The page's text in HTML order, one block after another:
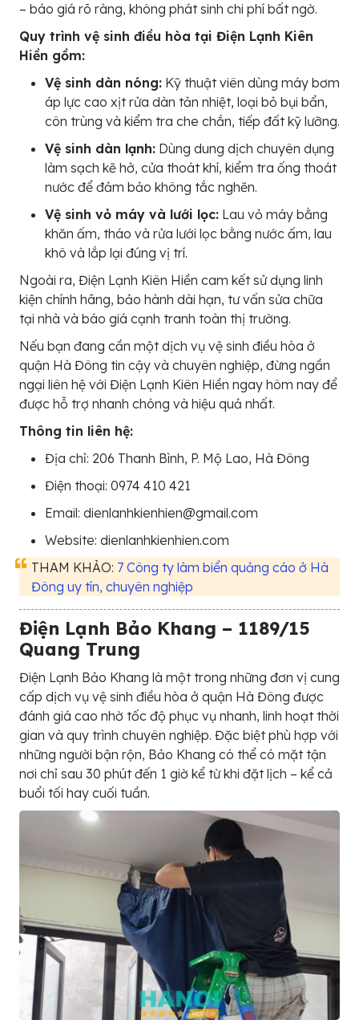
– báo giá rõ ràng, không phát sinh chi phí bất ngờ.
Quy trình vệ sinh điều hòa tại Điện Lạnh Kiên
Hiền gồm:
Vệ sinh dàn nóng: Kỹ thuật viên dùng máy bơm
áp lực cao xịt rửa dàn tản nhiệt, loại bỏ bụi bẩn,
côn trùng và kiểm tra che chắn, tiếp đất kỹ lưỡng.
Vệ sinh dàn lạnh: Dùng dung dịch chuyên dụng
làm sạch kẽ hở, cửa thoát khí, kiểm tra ống thoát
nước để đảm bảo không tắc nghẽn.
Vệ sinh vỏ máy và lưới lọc: Lau vỏ máy bằng
khăn ấm, tháo và rửa lưới lọc bằng nước ấm, lau
khô và lắp lại đúng vị trí.
Ngoài ra, Điện Lạnh Kiên Hiền cam kết sử dụng linh
kiện chính hãng, bảo hành dài hạn, tư vấn sửa chữa
tại nhà và báo giá cạnh tranh toàn thị trường.
Nếu bạn đang cần một dịch vụ vệ sinh điều hòa ở
quận Hà Đông tin cậy và chuyên nghiệp, đừng ngần
ngại liên hệ với Điện Lạnh Kiên Hiền ngay hôm nay để
được hỗ trợ nhanh chóng và hiệu quả nhất.
Thông tin liên hệ:
Địa chỉ: 206 Thanh Bình, P. Mộ Lao, Hà Đông
Điện thoại: 0974 410 421
Email: dienlanhkienhien@gmail.com
Website: dienlanhkienhien.com
THAM KHẢO: 7 Công ty làm biển quảng cáo ở Hà
Đông uy tín, chuyên nghiệp
Điện Lạnh Bảo Khang – 1189/15
Quang Trung
Điện Lạnh Bảo Khang là một trong những đơn vị cung
cấp dịch vụ vệ sinh điều hòa ở quận Hà Đông được
đánh giá cao nhờ tốc độ phục vụ nhanh, linh hoạt thời
gian và quy trình chuyên nghiệp. Đặc biệt phù hợp với
những người bận rộn, Bảo Khang có thể có mặt tận
nơi chỉ sau 30 phút đến 1 giờ kể từ khi đặt lịch – kể cả
buổi tối hay cuối tuần.